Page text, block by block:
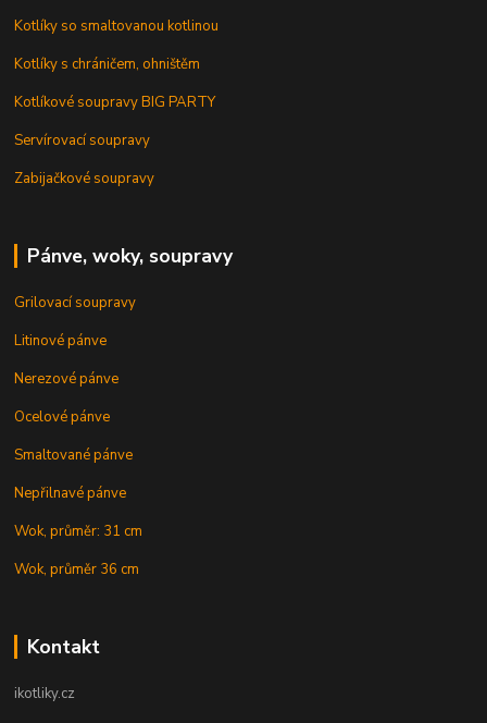
Kotlíky so smaltovanou kotlinou
Kotlíky s chráničem, ohništěm
Kotlíkové soupravy BIG PARTY
Servírovací soupravy
Zabijačkové soupravy
Pánve, woky, soupravy
Grilovací soupravy
Litinové pánve
Nerezové pánve
Ocelové pánve
Smaltované pánve
Nepřilnavé pánve
Wok, průměr: 31 cm
Wok, průměr 36 cm
Kontakt
ikotliky.cz